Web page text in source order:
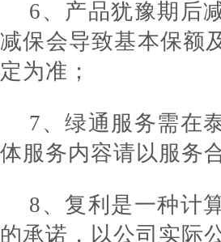
6、产品犹豫期后
减保会导致基本保额
定为准；
7、绿通服务需在
体服务内容请以服务
8、复利是一种计
的承诺，以公司实际